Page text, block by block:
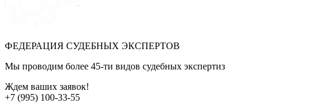
ФЕДЕРАЦИЯ СУДЕБНЫХ ЭКСПЕРТОВ
Мы проводим более 45-ти видов судебных экспертиз
Ждем ваших заявок!
+7 (995) 100-33-55